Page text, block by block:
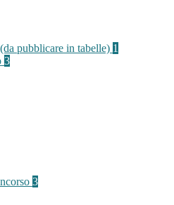
pubblicare in tabelle) 1
3
3